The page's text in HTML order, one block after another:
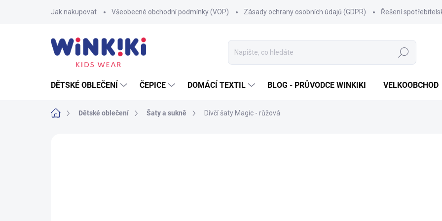
Jak nakupovat Všeobecné obchodní podmínky (VOP) Zásady ochrany osobních údajů (GDPR) Řešení
Hledat
DĚTSKÉ OBLEČENÍ ČEPICE DOMÁCÍ TEXTIL BLOG - PRŮVODCE WINKIKI VELKOOBCHOD
Domů Dětské oblečení Šaty a sukně Dívčí šaty Magic - růžová